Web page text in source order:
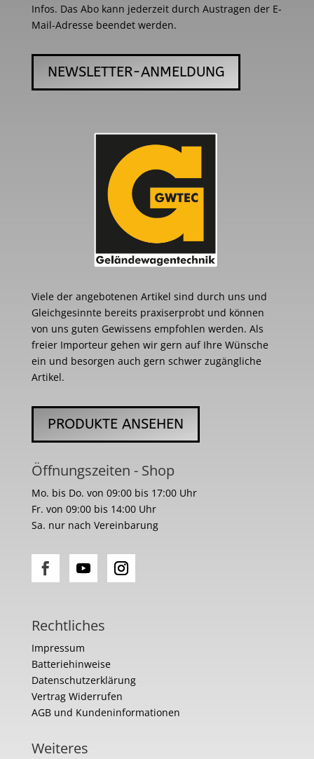
Infos. Das Abo kann jederzeit durch Austragen der E-
Mail-Adresse beendet werden.
NEWSLETTER-ANMELDUNG
Viele der angebotenen Artikel sind durch uns und
Gleichgesinnte bereits praxiserprobt und können
von uns guten Gewissens empfohlen werden. Als
freier Importeur gehen wir gern auf Ihre Wünsche
ein und besorgen auch gern schwer zugängliche
Artikel.
PRODUKTE ANSEHEN
Öffnungszeiten - Shop
Mo. bis Do. von 09:00 bis 17:00 Uhr
Fr. von 09:00 bis 14:00 Uhr
Sa. nur nach Vereinbarung
Rechtliches
Impressum
Batteriehinweise
Datenschutzerklärung
Vertrag Widerrufen
AGB und Kundeninformationen
Weiteres